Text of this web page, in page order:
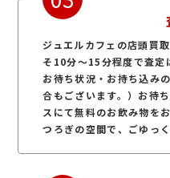
ジュエルカフェの店頭買
そ10分～15分程度で査定
お待ち状況・お持ち込み
合もございます。）お待
スにて無料のお飲み物を
つろぎの空間で、ごゆっ